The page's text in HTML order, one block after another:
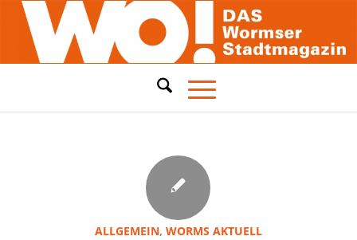
ALLGEMEIN, WORMS AKTUELL